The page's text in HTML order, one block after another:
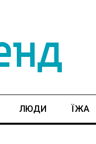
ЛЮДИ ЇЖА